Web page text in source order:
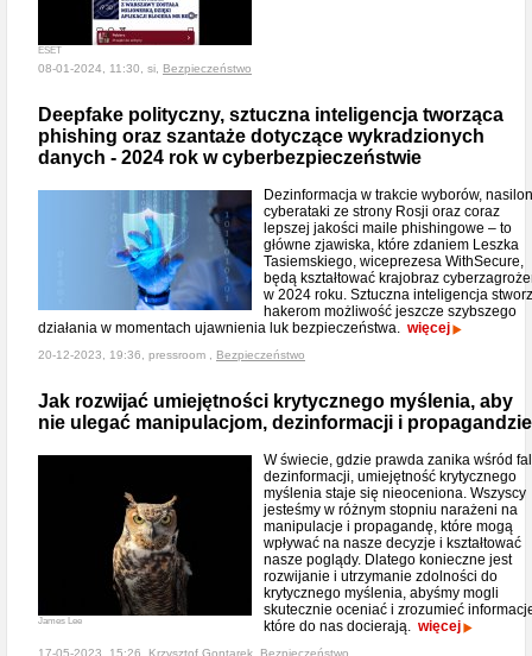
ESET
08-01-2024, 11:30, si, Bezpieczeństwo
Deepfake polityczny, sztuczna inteligencja tworząca
phishing oraz szantaże dotyczące wykradzionych
danych - 2024 rok w cyberbezpieczeństwie
Dezinformacja w trakcie wyborów,
cyberataki ze strony Rosji oraz coraz
lepszej jakości maile phishingowe – to
główne zjawiska, które zdaniem Leszka
Tasiemskiego, wiceprezesa WithSecure,
będą kształtować krajobraz
w 2024 roku. Sztuczna inteligencja
hakerom możliwość jeszcze szybszego
działania w momentach ujawnienia luk bezpieczeństwa. więcej
20-12-2023, 19:36, pressroom , Bezpieczeństwo
Jak rozwijać umiejętności krytycznego myślenia, aby
nie ulegać manipulacjom, dezinformacji i propagandzie
James Lee
W świecie, gdzie prawda zanika wśród fal
dezinformacji, umiejętność krytycznego
myślenia staje się nieoceniona. Wszyscy
jesteśmy w różnym stopniu narażeni na
manipulacje i propagandę, które mogą
wpływać na nasze decyzje i kształtować
nasze poglądy. Dlatego konieczne jest
rozwijanie i utrzymanie zdolności do
krytycznego myślenia, abyśmy mogli
skutecznie oceniać i zrozumieć
które do nas docierają. więcej
17-05-2023, 15:26, Krzysztof Gontarek, Bezpieczeństwo